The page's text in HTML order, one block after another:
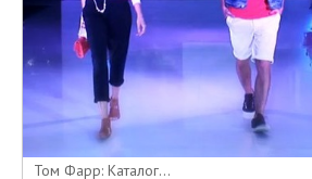
Том Фарр: Каталог...